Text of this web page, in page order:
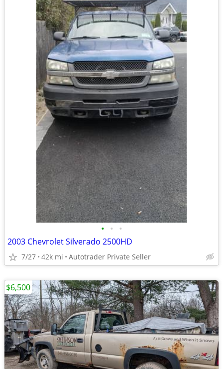
• • •
2003 Chevrolet Silverado 2500HD
7/27 42k mi Autotrader Private Seller
$6,500